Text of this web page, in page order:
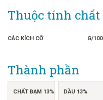
ENGLISH
FRANÇAIS
繁體中文
Thuộc tính
CÁC KÍCH CỠ G/
Thành phần
CHẤT ĐẠM 13% DẦU 13%